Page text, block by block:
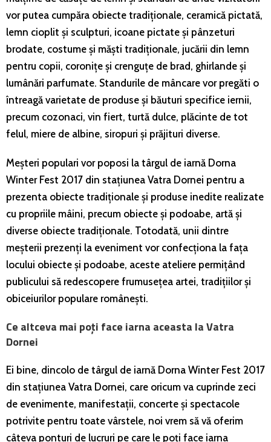
vor putea cumpăra obiecte tradiționale, ceramică pictată,
lemn cioplit și sculpturi, icoane pictate și pânzeturi
brodate, costume și măști tradiționale, jucării din lemn
pentru copii, coronițe și crenguțe de brad, ghirlande și
lumânări parfumate. Standurile de mâncare vor pregăti o
întreagă varietate de produse și băuturi specifice iernii,
precum cozonaci, vin fiert, turtă dulce, plăcinte de tot
felul, miere de albine, siropuri și prăjituri diverse.
Meșteri populari vor poposi la târgul de iarnă Dorna
Winter Fest 2017 din stațiunea Vatra Dornei pentru a
prezenta obiecte tradiționale și produse inedite realizate
cu propriile mâini, precum obiecte și podoabe, artă și
diverse obiecte tradiționale. Totodată, unii dintre
meșterii prezenți la eveniment vor confecționa la fața
locului obiecte și podoabe, aceste ateliere permițând
publicului să redescopere frumusețea artei, tradițiilor și
obiceiurilor populare românești.
Ce altceva mai poți face iarna aceasta la Vatra
Dornei
Ei bine, dincolo de târgul de iarnă Dorna Winter Fest 2017
din stațiunea Vatra Dornei, care oricum va cuprinde zeci
de evenimente, manifestații, concerte și spectacole
potrivite pentru toate vârstele, noi vrem să vă oferim
câteva ponturi de lucruri pe care le poți face iarna